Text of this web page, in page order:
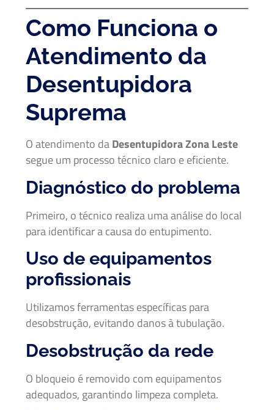
Como Funciona o
Atendimento da
Desentupidora
Suprema
O atendimento daDesentupidora Zona Leste
segue um processo técnico claro e eficiente.
Diagnóstico do problema
Primeiro, o técnico realiza uma análise do local
para identificar a causa do entupimento.
Uso de equipamentos
profissionais
Utilizamos ferramentas específicas para
desobstrução, evitando danos à tubulação.
Desobstrução da rede
O bloqueio é removido com equipamentos
adequados, garantindo limpeza completa.